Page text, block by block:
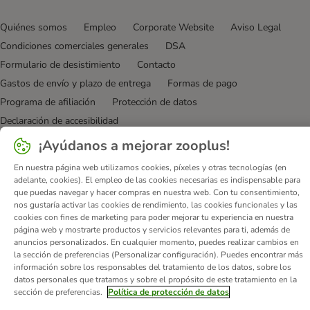
Quiénes somos Empleo Corporate Website
Aviso Legal
Condiciones comerciales generales
DSA
Formulario de desistimiento
Contacto
Gastos de envío y plazo de entrega
Formas de pago
Programa de afiliación
Protección de datos
Declaración de accesibilidad
© zooplus SE2026
¡Ayúdanos a mejorar zooplus!
En nuestra página web utilizamos cookies, píxeles y otras tecnologías (en
adelante, cookies). El empleo de las cookies necesarias es indispensable para
que puedas navegar y hacer compras en nuestra web. Con tu consentimiento,
nos gustaría activar las cookies de rendimiento, las cookies funcionales y las
cookies con fines de marketing para poder mejorar tu experiencia en nuestra
página web y mostrarte productos y servicios relevantes para ti, además de
anuncios personalizados. En cualquier momento, puedes realizar cambios en
la sección de preferencias (Personalizar configuración). Puedes encontrar más
información sobre los responsables del tratamiento de los datos, sobre los
datos personales que tratamos y sobre el propósito de este tratamiento en la
sección de preferencias.
Política de protección de datos